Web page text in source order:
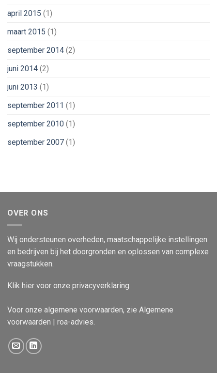
april 2015 (1)
maart 2015 (1)
september 2014 (2)
juni 2014 (2)
juni 2013 (1)
september 2011 (1)
september 2010 (1)
september 2007 (1)
OVER ONS
Wij ondersteunen overheden, maatschappelijke instellingen
en bedrijven bij het doorgronden en oplossen van complexe
vraagstukken.
Klik hier voor onze privacyverklaring
Voor onze algemene voorwaarden, zie Algemene
voorwaarden | roa-advies.